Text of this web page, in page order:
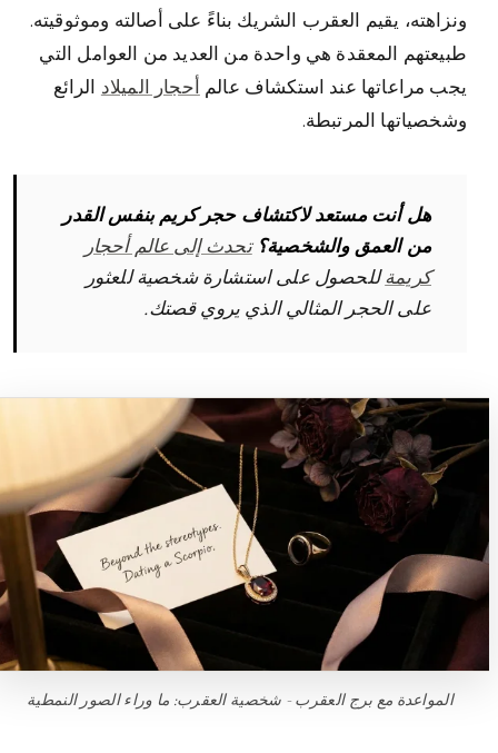
ونزاهته، يقيم العقرب الشريك بناءً على أصالته وموثوقيته.
طبيعتهم المعقدة هي واحدة من العديد من العوامل التي
يجب مراعاتها عند استكشاف عالمأحجار الميلادالرائع
وشخصياتها المرتبطة.
هل أنت مستعد لاكتشاف حجر كريم بنفس القدر
من العمق والشخصية؟ تحدث إلى عالم أحجار
كريمةللحصول على استشارة شخصية للعثور
على الحجر المثالي الذي يروي قصتك.
المواعدة مع برج العقرب - شخصية العقرب: ما وراء الصور النمطية